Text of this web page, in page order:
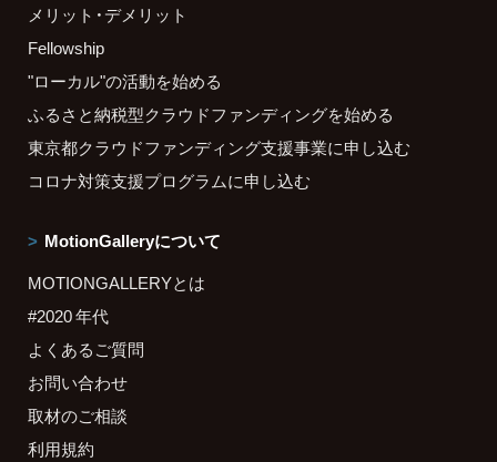
メリット・デメリット
Fellowship
"ローカル"の活動を始める
ふるさと納税型クラウドファンディングを始める
東京都クラウドファンディング支援事業に申し込む
コロナ対策支援プログラムに申し込む
MotionGalleryについて
MOTIONGALLERYとは
#2020 年代
よくあるご質問
お問い合わせ
取材のご相談
利用規約